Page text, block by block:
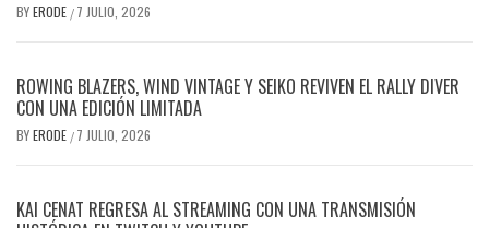
BYERODE / 7 JULIO, 2026
ROWING BLAZERS, WIND VINTAGE Y SEIKO REVIVEN EL RALLY DIVER
CON UNA EDICIÓN LIMITADA
BYERODE / 7 JULIO, 2026
KAI CENAT REGRESA AL STREAMING CON UNA TRANSMISIÓN